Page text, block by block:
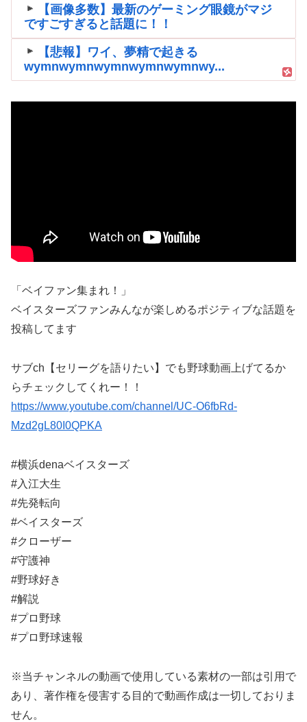
【画像多数】最新のゲーミング眼鏡がマジ
ですごすぎると話題に！！
【悲報】ワイ、夢精で起きる
wymnwymnwymnwymnwymnwy...
「ベイファン集まれ！」
ベイスターズファンみんなが楽しめるポジティブな話題を
投稿してます
サブch【セリーグを語りたい】でも野球動画上げてるか
らチェックしてくれー！！
https://www.youtube.com/channel/UC-O6fbRd-
Mzd2gL80I0QPKA
#横浜denaベイスターズ
#入江大生
#先発転向
#ベイスターズ
#クローザー
#守護神
#野球好き
#解説
#プロ野球
#プロ野球速報
※当チャンネルの動画で使用している素材の一部は引用で
あり、著作権を侵害する目的で動画作成は一切しておりま
せん。